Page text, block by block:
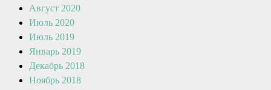
Август 2020
Июль 2020
Июль 2019
Январь 2019
Декабрь 2018
Ноябрь 2018